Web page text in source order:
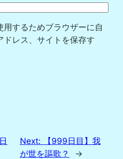
用するためブラウザーに自
ドレス、サイトを保存す
Next:
【999日目】我
が世を謳歌？
→